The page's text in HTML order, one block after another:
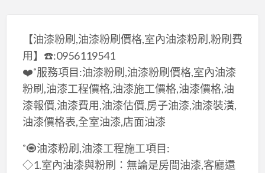
【油漆粉刷,油漆粉刷價格,室內油漆粉刷,粉刷費
用】☎️:0956119541
❤️˚服務項目:油漆粉刷,油漆粉刷價格,室內油漆
粉刷,油漆工程價格,油漆施工價格,油漆價格,油
漆報價,油漆費用,油漆估價,房子油漆,油漆裝潢,
油漆價格表,全室油漆,店面油漆
˚🧿油漆粉刷,油漆工程施工項目:
◇1.室內油漆與粉刷：無論是房間油漆,客廳還